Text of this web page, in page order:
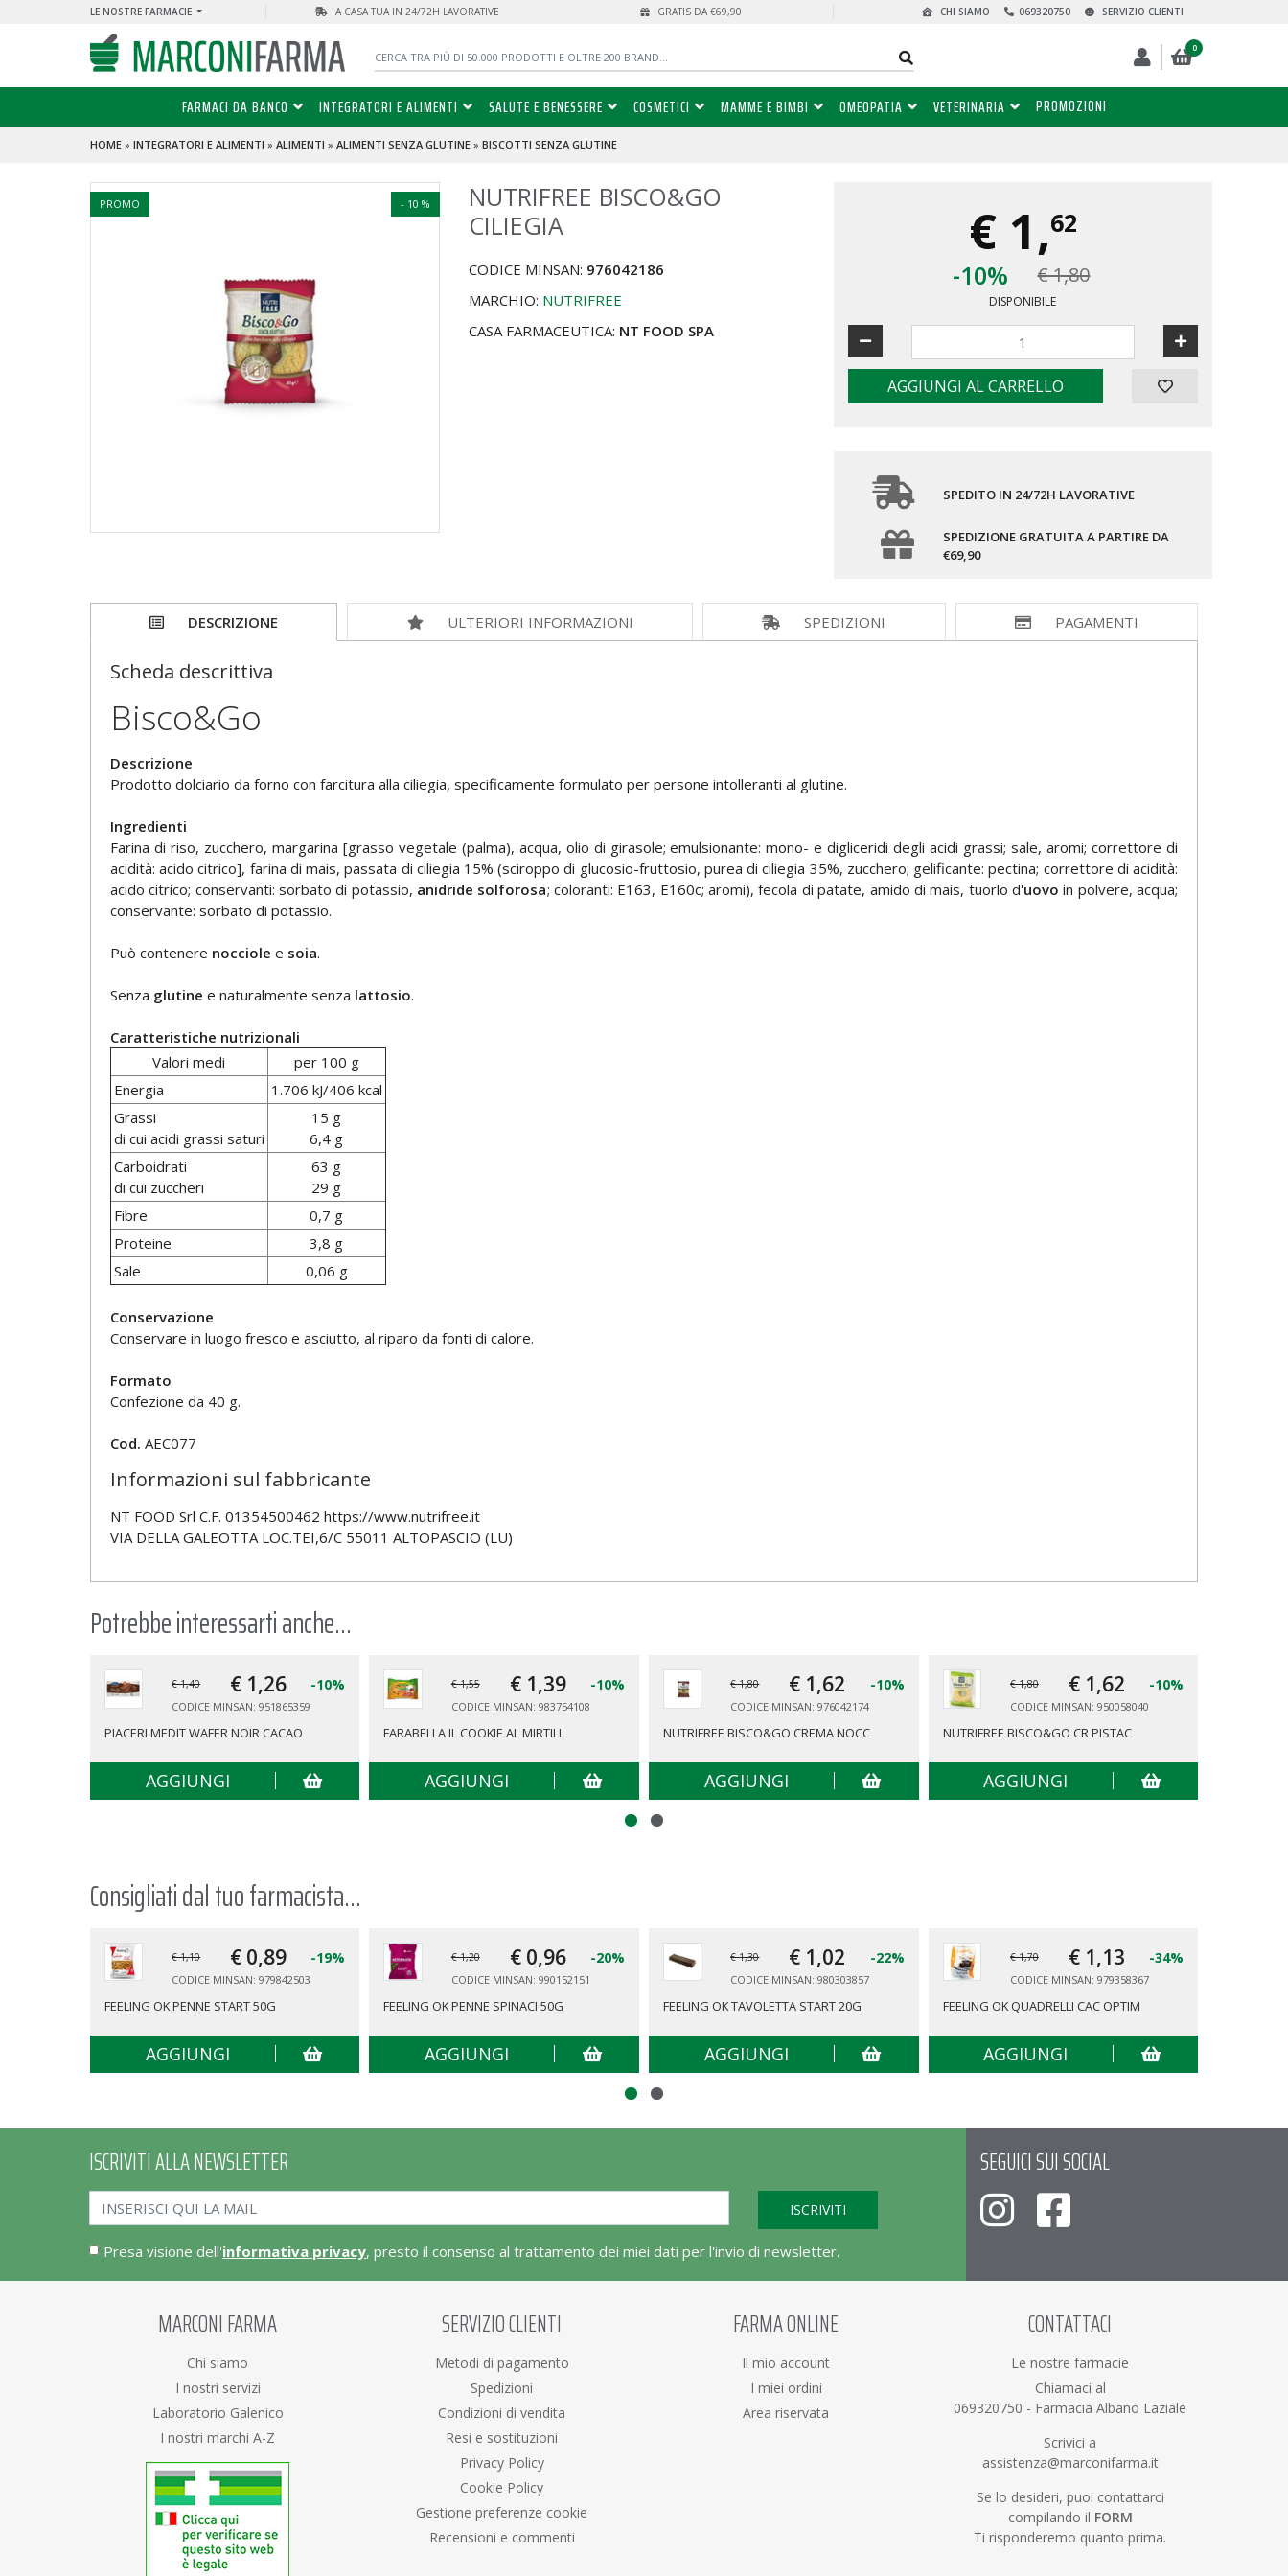
LE NOSTRE FARMACIE A CASA TUA IN 24/72H LAVORATIVE GRATIS DA €69,90 SERVIZIO CLIENTI
069320750
CHI SIAMO
0
FARMACI DA BANCO INTEGRATORI E ALIMENTI SALUTE E BENESSERE COSMETICI MAMME E BIMBI OMEOPATIA VETERINARIA PROMOZIONI
HOME» INTEGRATORI E ALIMENTI » ALIMENTI » ALIMENTI SENZA GLUTINE» BISCOTTI SENZA GLUTINE
- 10 %
PROMO
NUTRIFREE BISCO&GO
CILIEGIA
CODICE MINSAN: 976042186
MARCHIO: NUTRIFREE
CASA FARMACEUTICA: NT FOOD SPA
€ 1,62
-10%
€ 1,80
DISPONIBILE
AGGIUNGI AL CARRELLO
SPEDITO IN 24/72H LAVORATIVE
SPEDIZIONE GRATUITA A PARTIRE DA
€69,90
DESCRIZIONE ULTERIORI INFORMAZIONI SPEDIZIONI PAGAMENTI
Scheda descrittiva
Bisco&Go
Descrizione
Prodotto dolciario da forno con farcitura alla ciliegia, specificamente formulato per persone intolleranti al glutine.
Ingredienti
Farina di riso, zucchero, margarina [grasso vegetale (palma), acqua, olio di girasole; emulsionante: mono- e digliceridi degli acidi grassi; sale, aromi; correttore di
acidità: acido citrico], farina di mais, passata di ciliegia 15% (sciroppo di glucosio-fruttosio, purea di ciliegia 35%, zucchero; gelificante: pectina; correttore di acidità:
acido citrico; conservanti: sorbato di potassio, anidride solforosa; coloranti: E163, E160c; aromi), fecola di patate, amido di mais, tuorlo d'uovo in polvere, acqua;
conservante: sorbato di potassio.
Può contenere nocciole e soia.
Senza glutine e naturalmente senza lattosio.
Caratteristiche nutrizionali
Valori medi
per 100 g
Energia
1.706 kJ/406 kcal
Grassi
di cui acidi grassi saturi
15 g
6,4 g
Carboidrati
di cui zuccheri
63 g
29 g
Fibre
0,7 g
Proteine
3,8 g
Sale
0,06 g
Conservazione
Conservare in luogo fresco e asciutto, al riparo da fonti di calore.
Formato
Confezione da 40 g.
Cod. AEC077
Informazioni sul fabbricante
NT FOOD Srl C.F. 01354500462 https://www.nutrifree.it
VIA DELLA GALEOTTA LOC.TEI,6/C 55011 ALTOPASCIO (LU)
Potrebbe interessarti anche...
€ 1,40 € 1,26 -10%
CODICE MINSAN: 951865359
PIACERI MEDIT WAFER NOIR CACAO
AGGIUNGI
€ 1,55 € 1,39 -10%
CODICE MINSAN: 983754108
FARABELLA IL COOKIE AL MIRTILL
AGGIUNGI
€ 1,80 € 1,62 -10%
CODICE MINSAN: 976042174
NUTRIFREE BISCO&GO CREMA NOCC
AGGIUNGI
€ 1,80 € 1,62 -10%
CODICE MINSAN: 950058040
NUTRIFREE BISCO&GO CR PISTAC
AGGIUNGI
Consigliati dal tuo farmacista...
€ 1,10 € 0,89 -19%
CODICE MINSAN: 979842503
FEELING OK PENNE START 50G
AGGIUNGI
€ 1,20 € 0,96 -20%
CODICE MINSAN: 990152151
FEELING OK PENNE SPINACI 50G
AGGIUNGI
€ 1,30 € 1,02 -22%
CODICE MINSAN: 980303857
FEELING OK TAVOLETTA START 20G
AGGIUNGI
€ 1,70 € 1,13 -34%
CODICE MINSAN: 979358367
FEELING OK QUADRELLI CAC OPTIM
AGGIUNGI
ISCRIVITI ALLA NEWSLETTER
Presa visione dell'informativa privacy, presto il consenso al trattamento dei miei dati per l'invio di newsletter.
SEGUICI SUI SOCIAL
MARCONI FARMA
Chi siamo
I nostri servizi
Laboratorio Galenico
I nostri marchi A-Z
SERVIZIO CLIENTI
Metodi di pagamento
Spedizioni
Condizioni di vendita
Resi e sostituzioni
Privacy Policy
Cookie Policy
Gestione preferenze cookie
Recensioni e commenti
FARMA ONLINE
Il mio account
I miei ordini
Area riservata
CONTATTACI
Le nostre farmacie
Chiamaci al
069320750 - Farmacia Albano Laziale
Scrivici a
assistenza@marconifarma.it
Se lo desideri, puoi contattarci
compilando il FORM
Ti risponderemo quanto prima.